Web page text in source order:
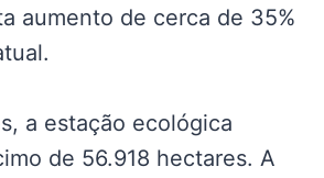
aumento de cerca de 35%
a estação ecológica
de 56.918 hectares. A